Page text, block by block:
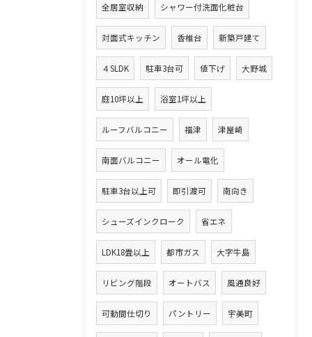
全居室収納 シャワー付洗面化粧台
対面式キッチン 香椎台 新築戸建て
４SLDK 駐車3台可 値下げ 大野城
庭10坪以上 浴室1坪以上
ルーフバルコニー 福津 津屋崎
南面バルコニー オール電化
駐車3台以上可 即引渡可 南向き
シューズインクローク 省エネ
LDK18畳以上 都市ガス 大字牛島
リビング階段 オートバス 風通良好
可動間仕切り パントリー 宇美町